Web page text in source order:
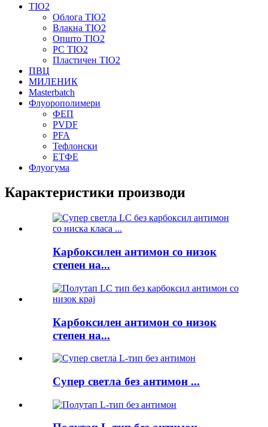
TIO2
Облога TIO2
Влакна TIO2
Општо TIO2
PC TIO2
Пластичен TIO2
ПВЦ
МИЛЕНИК
Masterbatch
Флуорополимери
ФЕП
PVDF
PFA
Тефлонски
ЕТФЕ
Флуогума
Карактеристики производи
Карбоксилен антимон со низок
степен на...
Карбоксилен антимон со низок
степен на...
Супер светла без антимон ...